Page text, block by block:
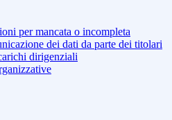
per mancata o incompleta
dei dati da parte dei titolari
dirigenziali